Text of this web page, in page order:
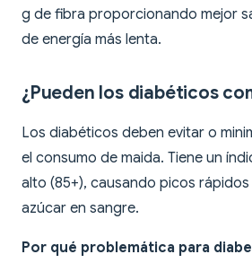
g de fibra proporcionando mejor
de energía más lenta.
¿Pueden los diabéticos
Los diabéticos deben evitar o
el consumo de maida. Tiene un
alto (85+), causando picos
azúcar en sangre.
Por qué problemática para